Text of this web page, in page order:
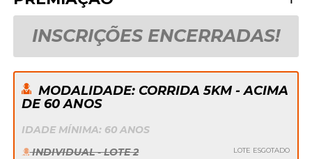
INSCRIÇÕES ENCERRADAS!
MODALIDADE: CORRIDA 5KM - ACIMA
DE 60 ANOS
IDADE MÍNIMA: 60 ANOS
INDIVIDUAL - LOTE 2
LOTE ESGOTADO